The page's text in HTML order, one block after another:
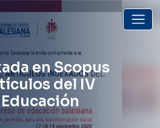
en Scopus
del IV